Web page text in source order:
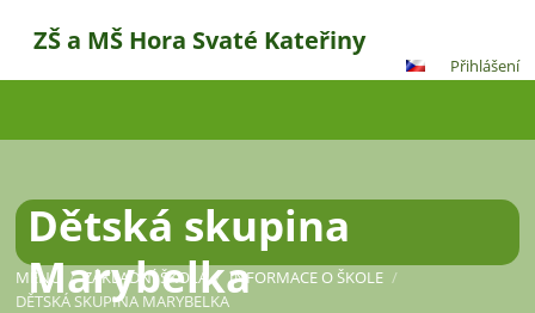
ZŠ a MŠ Hora Svaté Kateřiny
Přihlášení
Dětská skupina
Marybelka
MENU / ZÁKLADNÍ ŠKOLA / INFORMACE O ŠKOLE /
DĚTSKÁ SKUPINA MARYBELKA